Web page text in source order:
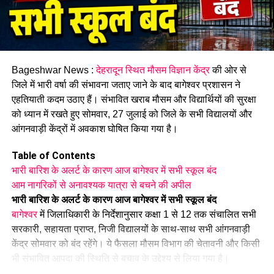
RELATED TOPICS:
DEHRADUN CEREMONY
DISTRICT ADMINISTRATION
HIGH SCHOOL AND INTERMEDIATE
TOPPER FELICITATION
UTTARAKHAND BOARD EXAMS
UP NEXT
टिहरी: 12 दिन से लापता किशोरी का शव 300 मीटर गहरी खाई में
मिला, जांच में जुटी पुलिस…..
DON'T MISS
किए दर्शन….
Bageshwar News :देहरादून स्थित मौसम विज्ञान केंद्रकी ओर से
जिले में भारी वर्षा की संभावना जताए जाने के बाद बागेश्वर प्रशासन ने
एहतियाती कदम उठाए हैं। संभावित खराब मौसम और विद्यार्थियों की सुरक्षा
को ध्यान में रखते हुए सोमवार, 27 जुलाई को जिले के सभी विद्यालयों और
आंगनवाड़ी केंद्रों में अवकाश घोषित किया गया है।
Table of Contents
भारी बारिश के अलर्ट के कारण आज बागेश्वर में सभी स्कूल बंद
आम नागरिकों से अनावश्यक यात्रा से बचने की अपील
भारी बारिश के अलर्ट के कारण आज बागेश्वर में सभी स्कूल बंद
बागेश्वरमें जिलाधिकारी के निर्देशानुसार कक्षा 1 से 12 तक संचालित सभी
सरकारी, सहायता प्राप्त, निजी विद्यालयों के साथ-साथ सभी आंगनवाड़ी
केंद्र सोमवार को बंद रहेंगे। ये फैसला मौसम विभाग की चेतावनी और किसी
भी संभावित आपदा की स्थिति से बचाव के उद्देश्य से लिया गया है।